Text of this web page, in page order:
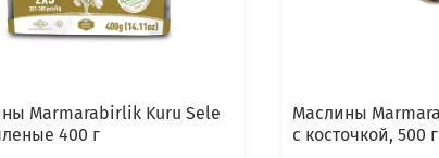
Marmarabirlik Kuru Sele
400 г
Маслины
с косточкой, 500 г